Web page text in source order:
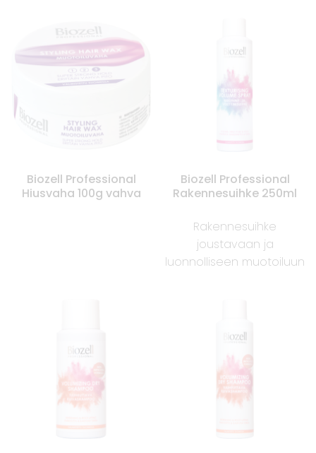
Biozell Professional
Hiusvaha 100g vahva
Biozell Professional
Rakennesuihke 250ml
Rakennesuihke
joustavaan ja
luonnolliseen muotoiluun